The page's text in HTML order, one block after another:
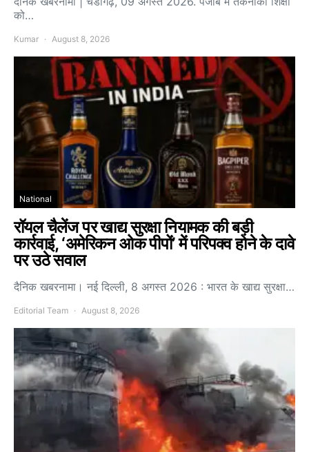
को…
Kumar August 8, 2026
National
रॉयल चैलेंज पर खाद्य सुरक्षा नियामक की बड़ी
कार्रवाई, ‘अमेरिकन ओक पीपों’ में परिपक्व होने के दावे
पर उठे सवाल
दैनिक खबरनामा। नई दिल्ली, 8 अगस्त 2026 : भारत के खाद्य सुरक्षा…
Editorial Team August 8, 2026